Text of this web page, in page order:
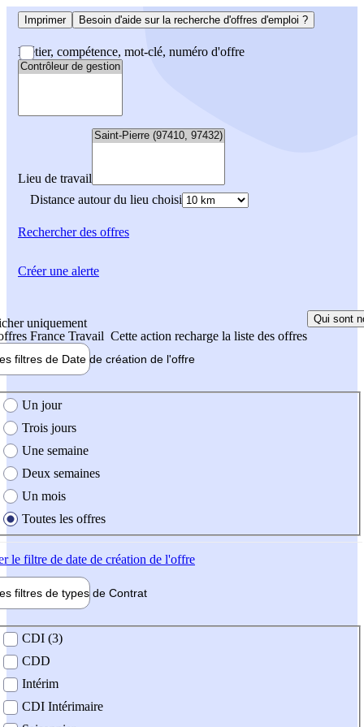
Imprimer Besoin d'aide sur la recherche d'offres d'emploi ?
Métier, compétence, mot-clé, numéro d'offre
Lieu de travail
Distance autour du lieu choisi
Rechercherdes offres
uniquement
France Travail Cette action recharge la liste des offres
Qui sont
filtres de Date de création de l'offre
création de l'offre
Un jour
Trois jours
Une semaine
Deux semaines
Un mois
Toutes les offres
le filtre de date de création de l'offre
filtres de types de Contrat
contrat
CDI (3)
CDD
Intérim
CDI Intérimaire
Créer une alerte